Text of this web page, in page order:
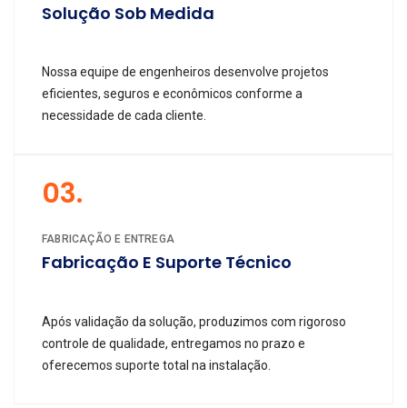
Solução Sob Medida
Nossa equipe de engenheiros desenvolve projetos
eficientes, seguros e econômicos conforme a
necessidade de cada cliente.
03.
FABRICAÇÃO E ENTREGA
Fabricação E Suporte Técnico
Após validação da solução, produzimos com rigoroso
controle de qualidade, entregamos no prazo e
oferecemos suporte total na instalação.